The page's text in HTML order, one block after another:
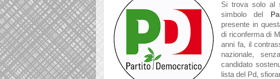
Si trova solo al
simbolo del
presente in
di riconferma di
anni fa, il
nazionale,
candidato
lista del Pd,